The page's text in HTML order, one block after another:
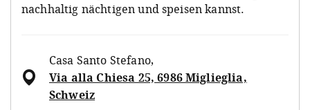
nachhaltig nächtigen und speisen kannst.
Casa Santo Stefano,
Via alla Chiesa 25, 6986 Miglieglia,
Schweiz